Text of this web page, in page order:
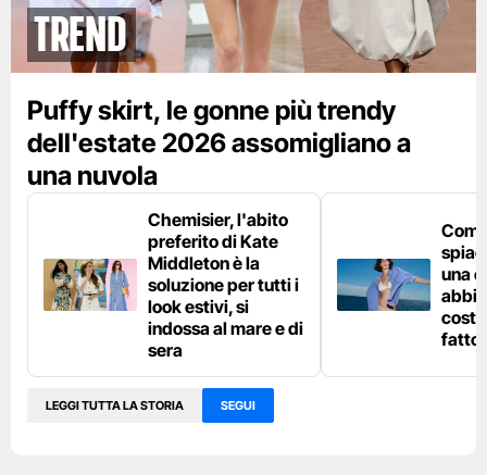
Trend
Puffy skirt, le gonne più trendy
dell'estate 2026 assomigliano a
una nuvola
Chemisier, l'abito
preferito di Kate
Middleton è la
soluzione per tutti i
look estivi, si
indossa al mare e di
sera
una
fatto
LEGGI TUTTA LA STORIA SEGUI